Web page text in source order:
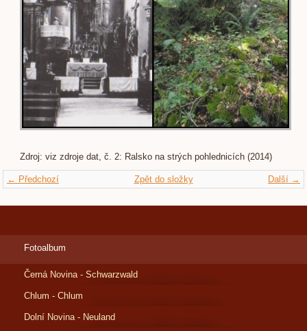
Zdroj: viz zdroje dat, č. 2: Ralsko na strých pohlednicích (2014)
← Předchozí Další →
Zpět do složky
Fotoalbum
Černá Novina - Schwarzwald
Chlum - Chlum
Dolní Novina - Neuland